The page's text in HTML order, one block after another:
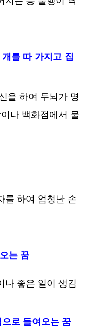
를 따 가지고 집
을 하여 두뇌가 명
나 백화점에서 물
를 하여 엄청난 손
는 꿈
나 좋은 일이 생김
로 들여오는 꿈